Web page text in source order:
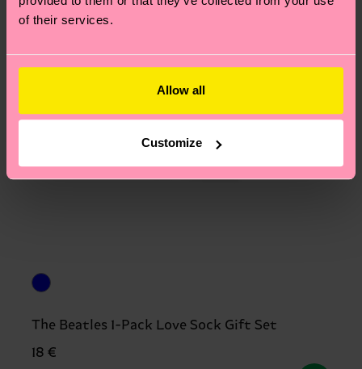
of their services.
Allow all
Customize
The Beatles 1-Pack Love Sock Gift Set
18 €